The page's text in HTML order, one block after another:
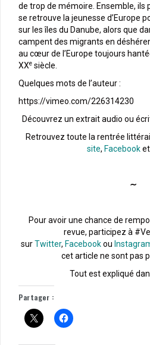
de trop de mémoire. Ensemble, ils
se retrouve la jeunesse d’Europe
sur les îles du Danube, alors que
campent des migrants en
au cœur de l’Europe toujours
XXe siècle.
Quelques mots de l’auteur :
https://vimeo.com/226314230
Découvrez un extrait audio ou
Retrouvez toute la rentrée
site, Facebooket
∼
Pour avoir une chance de
revue, participez à
surTwitter, Facebookou
cet article ne sont pas
Tout est expliqué
Partager :